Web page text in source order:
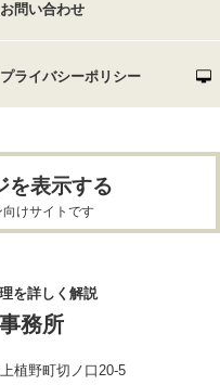
お問い合わせ
プライバシーポリシー
を表示する
けサイトです
を詳しく解説
務所
植野町切ノ口20-5